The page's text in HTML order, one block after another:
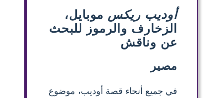
أوديب ريكس موبايل،
الزخارف والرموز للبحث
عن وناقش
مصير
في جميع أنحاء قصة أوديب، موضوع